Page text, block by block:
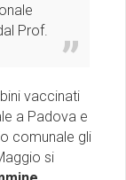
Prof.
vaccinati
a Padova e
comunale gli
si